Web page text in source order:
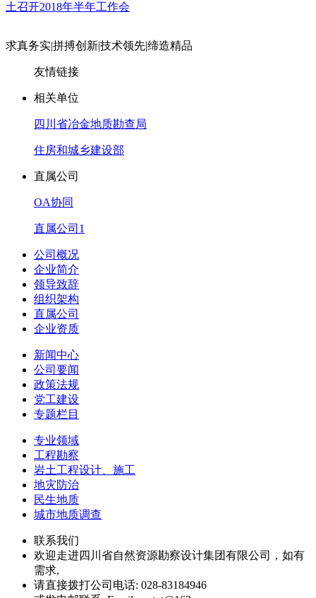
土召开2018年半年工作会
求真务实|拼搏创新|技术领先|缔造精品
友情链接
相关单位
四川省冶金地质勘查局
住房和城乡建设部
直属公司
OA协同
直属公司1
公司概况
企业简介
领导致辞
组织架构
直属公司
企业资质
新闻中心
公司要闻
政策法规
党工建设
专题栏目
专业领域
工程勘察
岩土工程设计、施工
地灾防治
民生地质
城市地质调查
联系我们
欢迎走进四川省自然资源勘察设计集团有限公司，如有
需求,
请直接拨打公司电话: 028-83184946